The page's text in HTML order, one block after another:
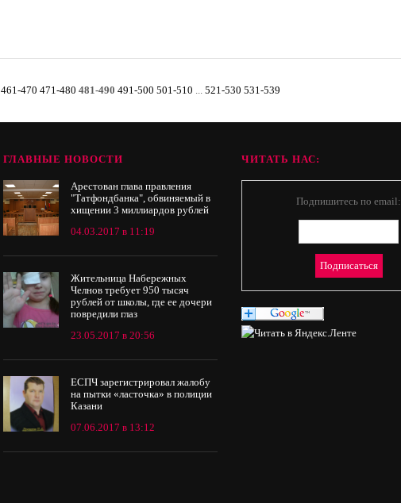
461-470 471-480 481-490 491-500 501-510 ... 521-530 531-539
ГЛАВНЫЕ НОВОСТИ
Арестован глава правления
"Татфондбанка", обвиняемый в
хищении 3 миллиардов рублей
04.03.2017 в 11:19
Жительница Набережных
Челнов требует 950 тысяч
рублей от школы, где ее дочери
повредили глаз
23.05.2017 в 20:56
ЕСПЧ зарегистрировал жалобу
на пытки «ласточка» в полиции
Казани
07.06.2017 в 13:12
ЧИТАТЬ НАС:
Подпишитесь по email: